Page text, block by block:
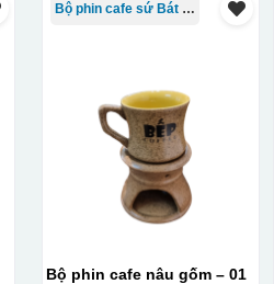
Bộ phin cafe sứ Bát Tràng
Bộ phin cafe nâu gốm – 01